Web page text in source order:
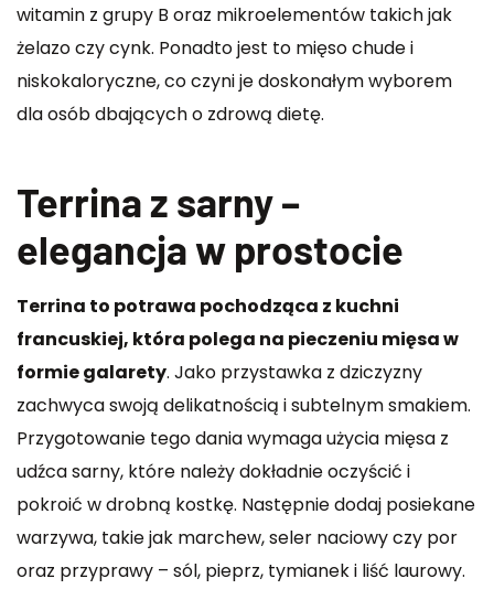
witamin z grupy B oraz mikroelementów takich jak
żelazo czy cynk. Ponadto jest to mięso chude i
niskokaloryczne, co czyni je doskonałym wyborem
dla osób dbających o zdrową dietę.
Terrina z sarny –
elegancja w prostocie
Terrina to potrawa pochodząca z kuchni
francuskiej, która polega na pieczeniu mięsa w
formie galarety. Jako przystawka z dziczyzny
zachwyca swoją delikatnością i subtelnym smakiem.
Przygotowanie tego dania wymaga użycia mięsa z
udźca sarny, które należy dokładnie oczyścić i
pokroić w drobną kostkę. Następnie dodaj posiekane
warzywa, takie jak marchew, seler naciowy czy por
oraz przyprawy – sól, pieprz, tymianek i liść laurowy.